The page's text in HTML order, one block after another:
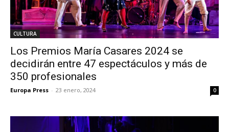
CULTURA
Los Premios María Casares 2024 se
decidirán entre 47 espectáculos y más de
350 profesionales
Europa Press - 23 enero, 2024 0